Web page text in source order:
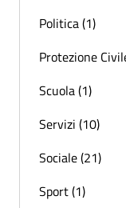
Politica (1)
Protezione
Scuola (1)
Servizi (10)
Sociale (21)
Sport (1)